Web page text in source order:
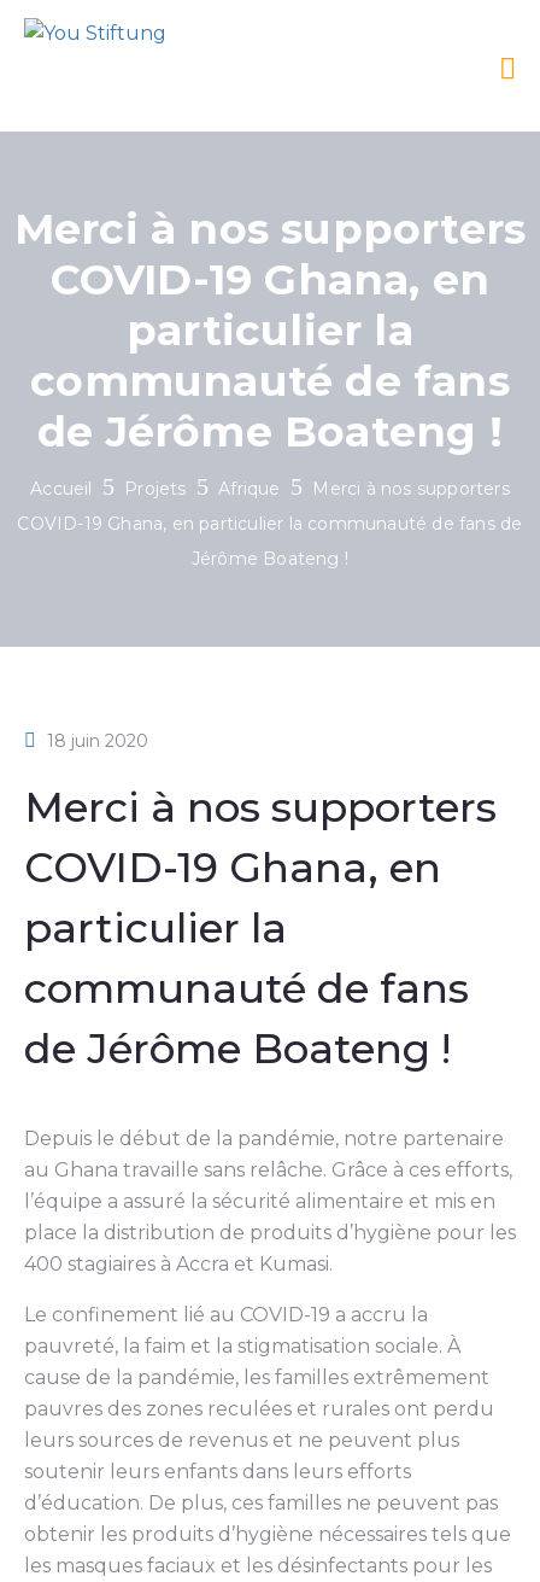
Merci à nos supporters
COVID-19 Ghana, en
particulier la
communauté de fans
de Jérôme Boateng !
Accueil Projets Afrique
Merci à nos supporters
COVID-19 Ghana, en particulier la communauté de fans de
Jérôme Boateng !
18 juin 2020
Merci à nos supporters
COVID-19 Ghana, en
particulier la
communauté de fans
de Jérôme Boateng !
Depuis le début de la pandémie, notre partenaire
au Ghana travaille sans relâche. Grâce à ces efforts,
l’équipe a assuré la sécurité alimentaire et mis en
place la distribution de produits d’hygiène pour les
400 stagiaires à Accra et Kumasi.
Le confinement lié au COVID-19 a accru la
pauvreté, la faim et la stigmatisation sociale. À
cause de la pandémie, les familles extrêmement
pauvres des zones reculées et rurales ont perdu
leurs sources de revenus et ne peuvent plus
soutenir leurs enfants dans leurs efforts
d’éducation. De plus, ces familles ne peuvent pas
obtenir les produits d’hygiène nécessaires tels que
les masques faciaux et les désinfectants pour les